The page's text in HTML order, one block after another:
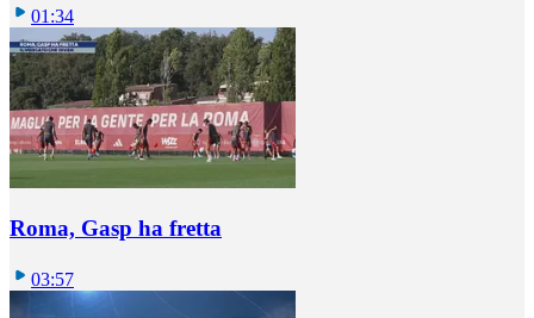
01:34
Roma, Gasp ha fretta
03:57